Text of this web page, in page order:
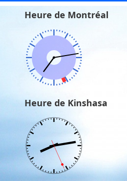
Heure de Montréal
Heure de Kinshasa